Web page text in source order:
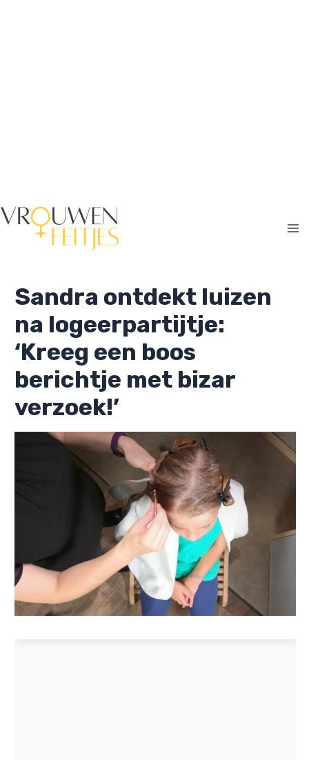
Sandra ontdekt luizen
na logeerpartijtje:
‘Kreeg een boos
berichtje met bizar
verzoek!’